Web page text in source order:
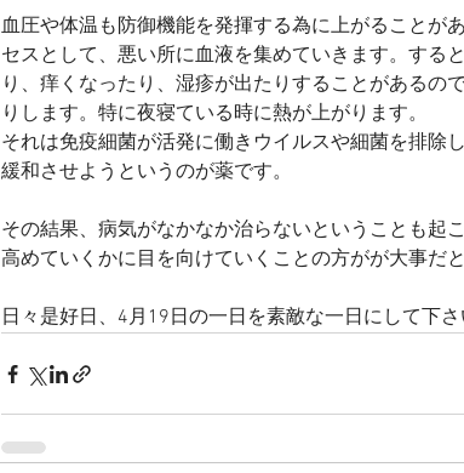
血圧や体温も防御機能を発揮する為に上がることが
セスとして、悪い所に血液を集めていきます。する
り、痒くなったり、湿疹が出たりすることがあるの
りします。特に夜寝ている時に熱が上がります。
それは免疫細菌が活発に働きウイルスや細菌を排除
緩和させようというのが薬です。
その結果、病気がなかなか治らないということも起
高めていくかに目を向けていくことの方がが大事だと
日々是好日、4月19日の一日を素敵な一日にして下さ